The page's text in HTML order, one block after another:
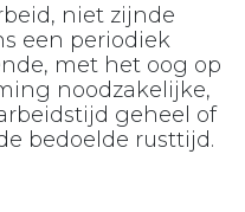
niet zijnde
een periodiek
met het oog op
noodzakelijke,
geheel of
bedoelde rusttijd.